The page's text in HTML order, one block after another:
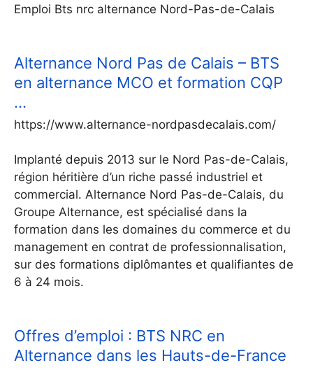
Emploi Bts nrc alternance Nord-Pas-de-Calais
Alternance Nord Pas de Calais – BTS
en alternance MCO et formation CQP
…
https://www.alternance-nordpasdecalais.com/
Implanté depuis 2013 sur le Nord Pas-de-Calais,
région héritière d’un riche passé industriel et
commercial. Alternance Nord Pas-de-Calais, du
Groupe Alternance, est spécialisé dans la
formation dans les domaines du commerce et du
management en contrat de professionnalisation,
sur des formations diplômantes et qualifiantes de
6 à 24 mois.
Offres d’emploi : BTS NRC en
Alternance dans les Hauts-de-France